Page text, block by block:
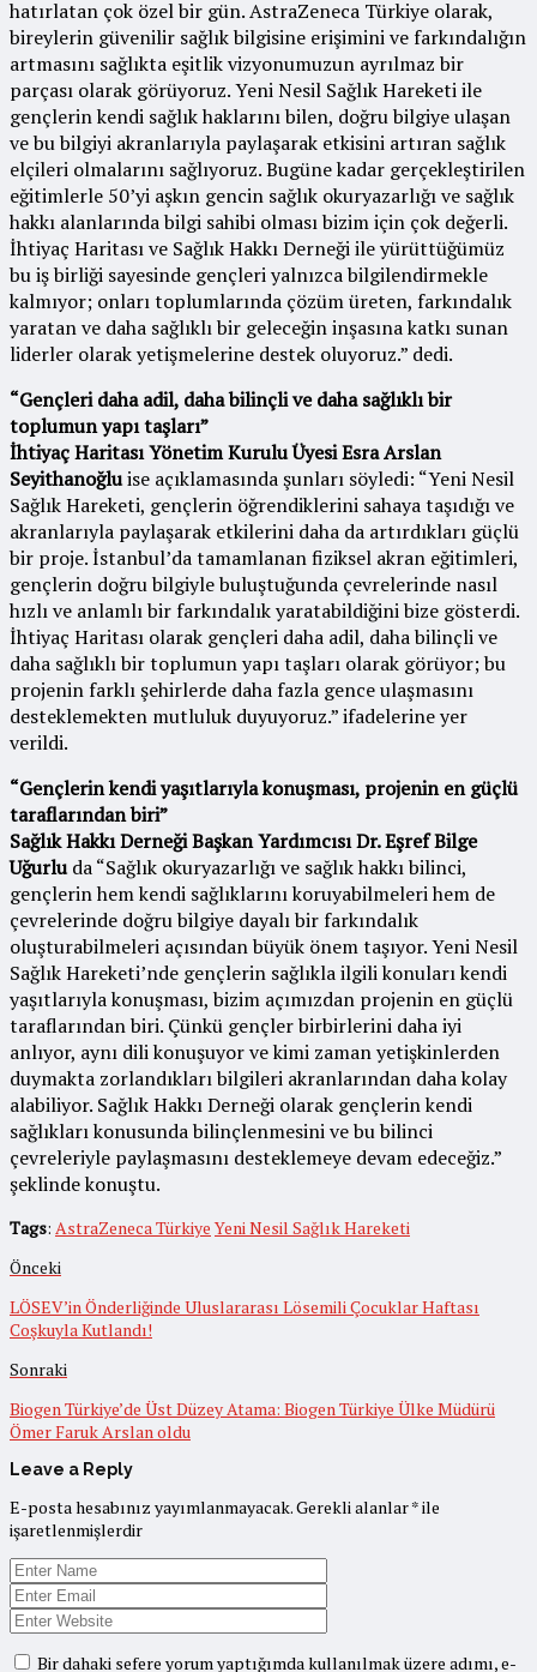
hatırlatan çok özel bir gün. AstraZeneca Türkiye olarak,
bireylerin güvenilir sağlık bilgisine erişimini ve farkındalığın
artmasını sağlıkta eşitlik vizyonumuzun ayrılmaz bir
parçası olarak görüyoruz. Yeni Nesil Sağlık Hareketi ile
gençlerin kendi sağlık haklarını bilen, doğru bilgiye ulaşan
ve bu bilgiyi akranlarıyla paylaşarak etkisini artıran sağlık
elçileri olmalarını sağlıyoruz. Bugüne kadar gerçekleştirilen
eğitimlerle 50’yi aşkın gencin sağlık okuryazarlığı ve sağlık
hakkı alanlarında bilgi sahibi olması bizim için çok değerli.
İhtiyaç Haritası ve Sağlık Hakkı Derneği ile yürüttüğümüz
bu iş birliği sayesinde gençleri yalnızca bilgilendirmekle
kalmıyor; onları toplumlarında çözüm üreten, farkındalık
yaratan ve daha sağlıklı bir geleceğin inşasına katkı sunan
liderler olarak yetişmelerine destek oluyoruz.” dedi.
“Gençleri daha adil, daha bilinçli ve daha sağlıklı bir
toplumun yapı taşları”
İhtiyaç Haritası Yönetim Kurulu Üyesi Esra Arslan
Seyithanoğluise açıklamasında şunları söyledi: “Yeni Nesil
Sağlık Hareketi, gençlerin öğrendiklerini sahaya taşıdığı ve
akranlarıyla paylaşarak etkilerini daha da artırdıkları güçlü
bir proje. İstanbul’da tamamlanan fiziksel akran eğitimleri,
gençlerin doğru bilgiyle buluştuğunda çevrelerinde nasıl
hızlı ve anlamlı bir farkındalık yaratabildiğini bize gösterdi.
İhtiyaç Haritası olarak gençleri daha adil, daha bilinçli ve
daha sağlıklı bir toplumun yapı taşları olarak görüyor; bu
projenin farklı şehirlerde daha fazla gence ulaşmasını
desteklemekten mutluluk duyuyoruz.” ifadelerine yer
verildi.
“Gençlerin kendi yaşıtlarıyla konuşması, projenin en güçlü
taraflarından biri”
Sağlık Hakkı Derneği Başkan Yardımcısı Dr. Eşref Bilge
Uğurluda “Sağlık okuryazarlığı ve sağlık hakkı bilinci,
gençlerin hem kendi sağlıklarını koruyabilmeleri hem de
çevrelerinde doğru bilgiye dayalı bir farkındalık
oluşturabilmeleri açısından büyük önem taşıyor. Yeni Nesil
Sağlık Hareketi’nde gençlerin sağlıkla ilgili konuları kendi
yaşıtlarıyla konuşması, bizim açımızdan projenin en güçlü
taraflarından biri. Çünkü gençler birbirlerini daha iyi
anlıyor, aynı dili konuşuyor ve kimi zaman yetişkinlerden
duymakta zorlandıkları bilgileri akranlarından daha kolay
alabiliyor. Sağlık Hakkı Derneği olarak gençlerin kendi
sağlıkları konusunda bilinçlenmesini ve bu bilinci
çevreleriyle paylaşmasını desteklemeye devam edeceğiz.”
şeklinde konuştu.
Tags: AstraZeneca Türkiye Yeni Nesil Sağlık Hareketi
Önceki
LÖSEV’in Önderliğinde Uluslararası Lösemili Çocuklar Haftası
Coşkuyla Kutlandı!
Sonraki
Biogen Türkiye’de Üst Düzey Atama: Biogen Türkiye Ülke Müdürü
Ömer Faruk Arslan oldu
Leave a Reply
E-posta hesabınız yayımlanmayacak.Gerekli alanlar*ile
işaretlenmişlerdir
Bir dahaki sefere yorum yaptığımda kullanılmak üzere adımı, e-